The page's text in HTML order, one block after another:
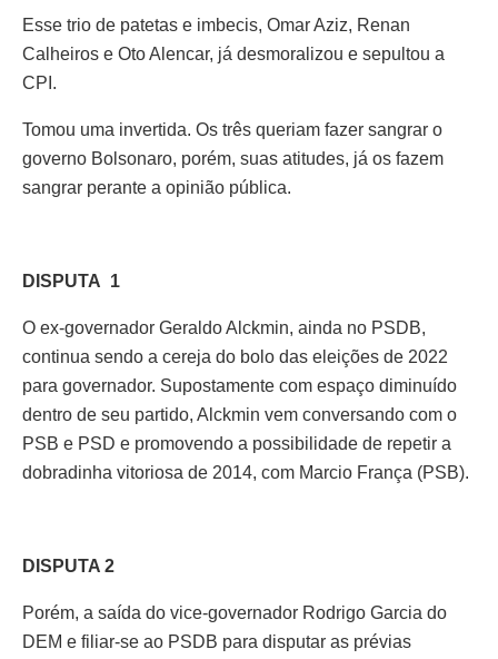
Esse trio de patetas e imbecis, Omar Aziz, Renan
Calheiros e Oto Alencar, já desmoralizou e sepultou a
CPI.
Tomou uma invertida. Os três queriam fazer sangrar o
governo Bolsonaro, porém, suas atitudes, já os fazem
sangrar perante a opinião pública.
DISPUTA 1
O ex-governador Geraldo Alckmin, ainda no PSDB,
continua sendo a cereja do bolo das eleições de 2022
para governador. Supostamente com espaço diminuído
dentro de seu partido, Alckmin vem conversando com o
PSB e PSD e promovendo a possibilidade de repetir a
dobradinha vitoriosa de 2014, com Marcio França (PSB).
DISPUTA 2
Porém, a saída do vice-governador Rodrigo Garcia do
DEM e filiar-se ao PSDB para disputar as prévias